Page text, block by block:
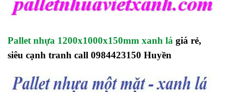
Pallet nhựa 1200x1000x150mm xanh lá giá rẻ,
siêu cạnh tranh call 0984423150 Huyền